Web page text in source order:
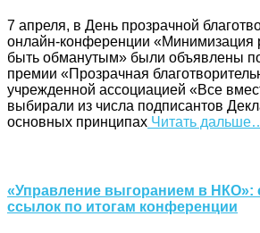
7 апреля, в День прозрачной
онлайн-конференции «Минимизация
быть обманутым» были объявлены
премии «Прозрачная
учрежденной ассоциацией «Все
выбирали из числа подписантов
основных принципах Читать
«Управление выгоранием в НКО»:
ссылок по итогам конференции